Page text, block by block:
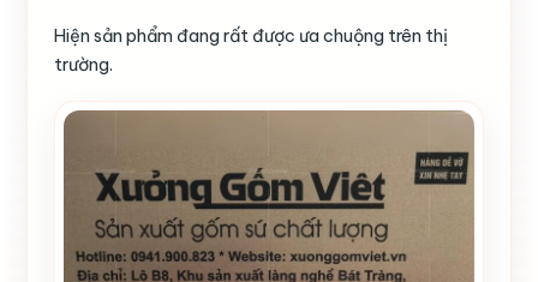
Hiện sản phẩm đang rất được ưa chuộng trên thị
trường.